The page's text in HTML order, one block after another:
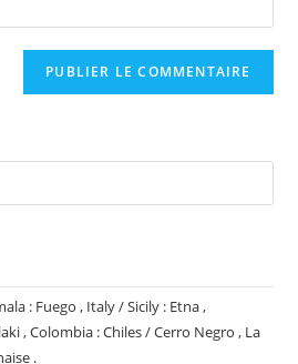
: Fuego , Italy / Sicily : Etna ,
, Colombia : Chiles / Cerro Negro , La
.